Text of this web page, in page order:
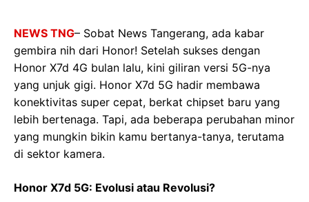
NEWS TNG– Sobat News Tangerang, ada kabar
gembira nih dari Honor! Setelah sukses dengan
Honor X7d 4G bulan lalu, kini giliran versi 5G-nya
yang unjuk gigi. Honor X7d 5G hadir membawa
konektivitas super cepat, berkat chipset baru yang
lebih bertenaga. Tapi, ada beberapa perubahan minor
yang mungkin bikin kamu bertanya-tanya, terutama
di sektor kamera.
Honor X7d 5G: Evolusi atau Revolusi?